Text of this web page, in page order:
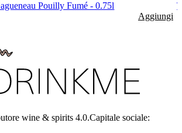
Pouilly Fumé - 0.75l
Aggiungi
wine & spirits 4.0.Capitale sociale: